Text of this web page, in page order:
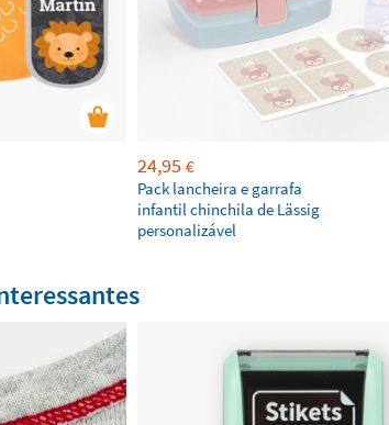
24,95 €
Pack lancheira e garrafa
infantil chinchila de Lässig
personalizável